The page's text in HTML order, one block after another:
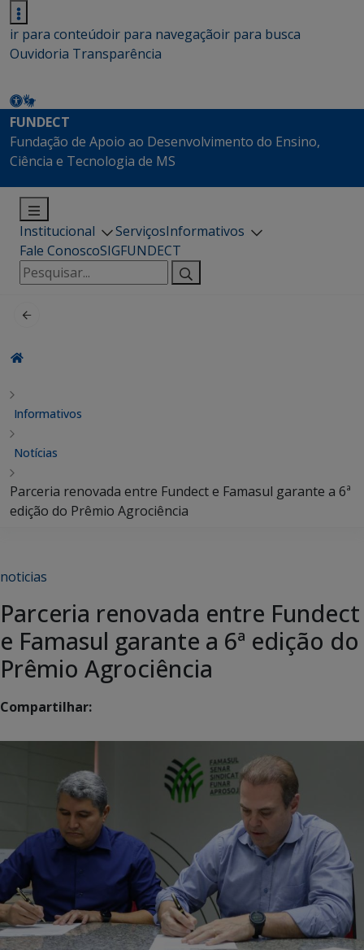
ir para conteúdoir para navegaçãoir para busca
Ouvidoria Transparência
FUNDECT
Fundação de Apoio ao Desenvolvimento do Ensino,
Ciência e Tecnologia de MS
Institucional ServiçosInformativos
Fale ConoscoSIGFUNDECT
Pesquisar
por:
Informativos
Notícias
Parceria renovada entre Fundect e Famasul garante a 6ª
edição do Prêmio Agrociência
noticias
Parceria renovada entre Fundect
e Famasul garante a 6ª edição do
Prêmio Agrociência
Compartilhar: